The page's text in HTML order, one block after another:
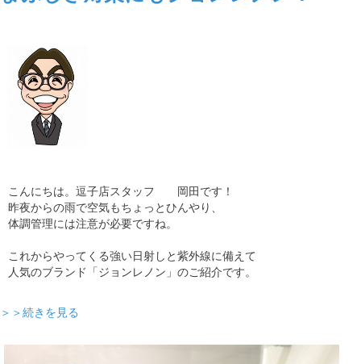
コラム
ブログ
こんにちは。逗子店スタッフ 岡田です！
昨夜からの雨で空気もちょっとひんやり、
体調管理には注意が必要ですね。
これからやってくる強い日射しと紫外線に備えて
人気のブランド「ジョンレノン」のご紹介です。
＞＞続きを見る